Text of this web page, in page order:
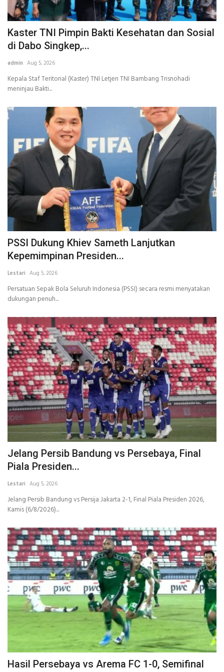
Kaster TNI Pimpin Bakti Kesehatan dan Sosial
di Dabo Singkep,...
admin Aug 5, 2026
Kepala Staf Teritorial (Kaster) TNI Letjen TNI Bambang Trisnohadi
meninjau Bakti...
PSSI Dukung Khiev Sameth Lanjutkan
Kepemimpinan Presiden...
Lestari Aug 5, 2026
Persatuan Sepak Bola Seluruh Indonesia (PSSI) secara resmi menyatakan
dukungan penuh...
Jelang Persib Bandung vs Persebaya, Final
Piala Presiden...
Lestari Aug 5, 2026
Jelang Persib Bandung vs Persija Jakarta 2-1, Final Piala Presiden 2026,
Kamis (6/8/2026)...
Hasil Persebaya vs Arema FC 1-0, Semifinal